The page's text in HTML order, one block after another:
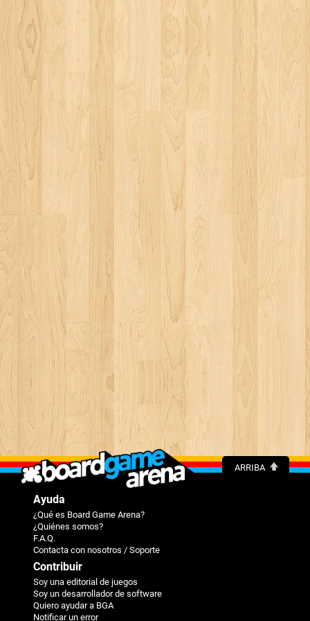
ARRIBA
Ayuda
¿Qué es Board Game Arena?
¿Quiénes somos?
F.A.Q.
Contacta con nosotros / Soporte
Contribuir
Soy una editorial de juegos
Soy un desarrollador de software
Quiero ayudar a BGA
Notificar un error